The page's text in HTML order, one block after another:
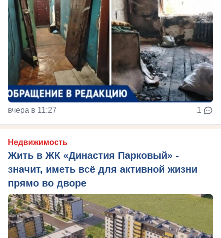
вчера в 11:27 1
Недвижимость
Жить в ЖК «Династия Парковый» -
значит, иметь всё для активной жизни
прямо во дворе